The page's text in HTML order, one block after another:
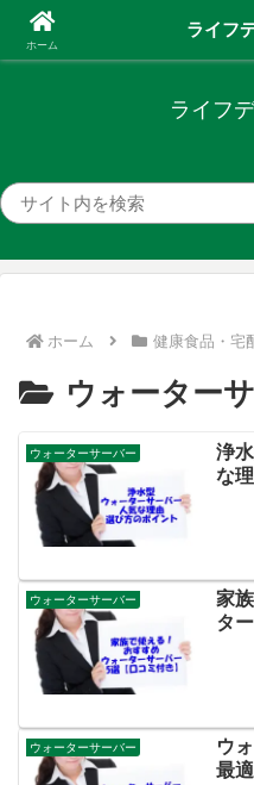
新しい世界、新しいあなた。ライフ
ライフ
ホーム 健康食品・宅
ウォーター
ウォーターサーバー
浄
な
ウォーターサーバー
家
タ
ウォーターサーバー
ウ
最
ホーム
ライフ